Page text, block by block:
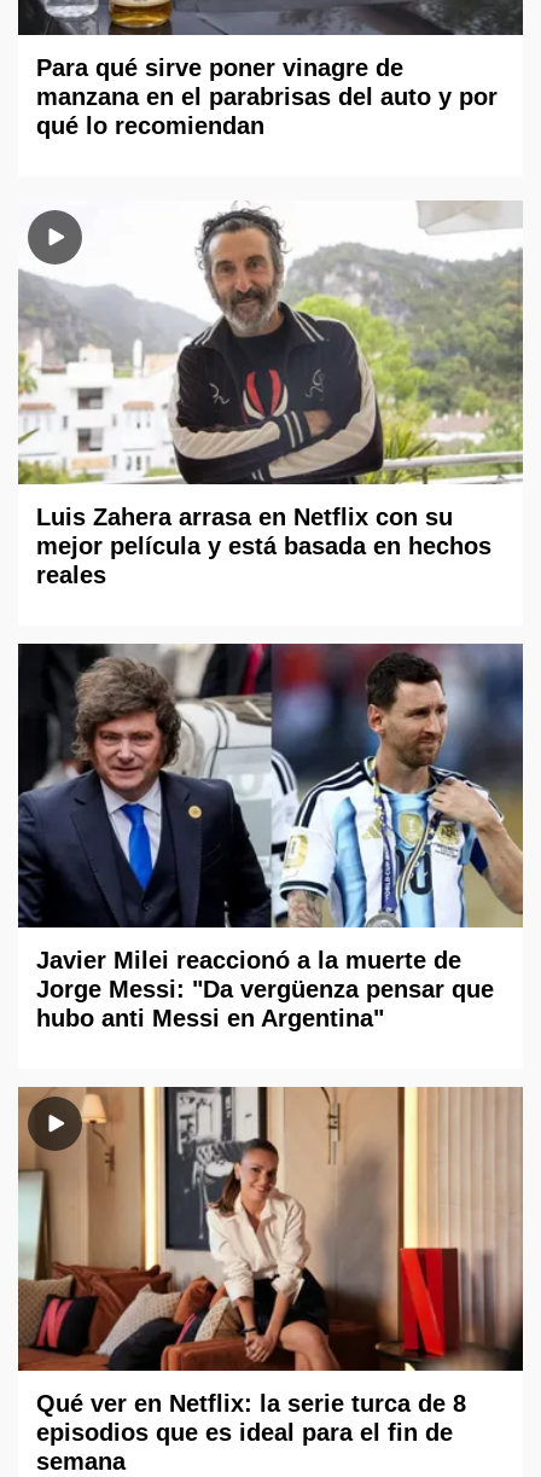
Para qué sirve poner vinagre de
manzana en el parabrisas del auto y por
qué lo recomiendan
Luis Zahera arrasa en Netflix con su
mejor película y está basada en hechos
reales
Javier Milei reaccionó a la muerte de
Jorge Messi: "Da vergüenza pensar que
hubo anti Messi en Argentina"
Qué ver en Netflix: la serie turca de 8
episodios que es ideal para el fin de
semana